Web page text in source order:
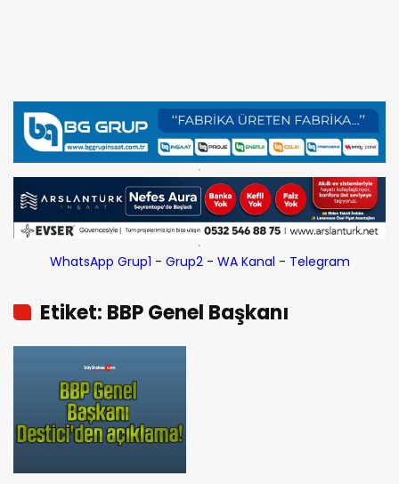
WhatsApp Grup1 - Grup2- WA Kanal - Telegram
Etiket: BBP Genel Başkanı
Destici’den açıklama!